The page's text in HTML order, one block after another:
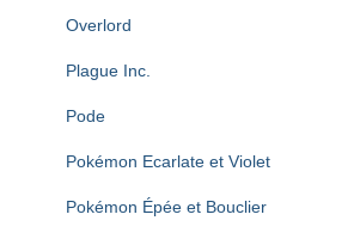
Overlord
Plague Inc.
Pode
Pokémon Ecarlate et Violet
Pokémon Épée et Bouclier